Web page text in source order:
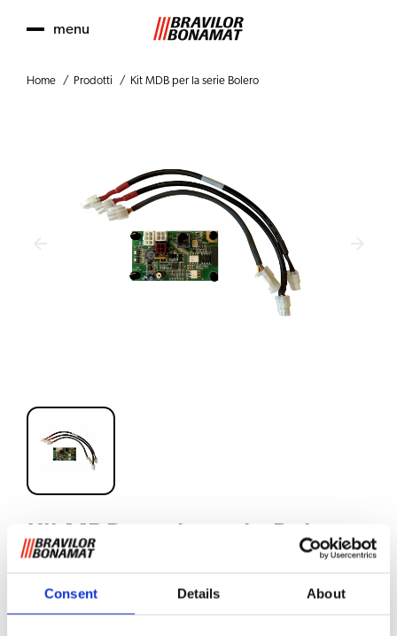
Consent Details About
menu
Home Prodotti Kit MDB per la serie Bolero
Kit MDB per la serie Bolero
Le Bolero 11, 21, 32 e 43 possono essere sate con un
sistema di pagamento contactless o con carta.